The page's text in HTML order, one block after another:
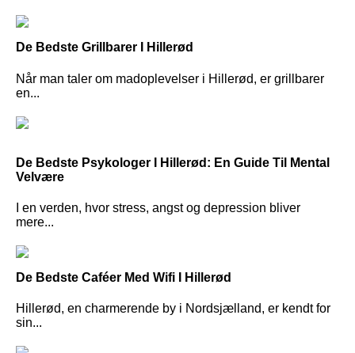
De Bedste Grillbarer I Hillerød
Når man taler om madoplevelser i Hillerød, er grillbarer
en...
De Bedste Psykologer I Hillerød: En Guide Til Mental
Velvære
I en verden, hvor stress, angst og depression bliver
mere...
De Bedste Caféer Med Wifi I Hillerød
Hillerød, en charmerende by i Nordsjælland, er kendt for
sin...